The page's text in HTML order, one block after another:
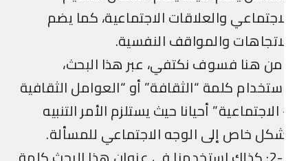
والعلاقات الاجتماعية، كما يضم
والمواقف النفسية.
هنا فسوف نكتفي، عبر هذا البحث،
كلمة “الثقافة” أو “العوامل الثقافية
أحيانا حيث يستلزم الأمر التنبيه
خاص إلى الوجه الاجتماعي للمسألة.